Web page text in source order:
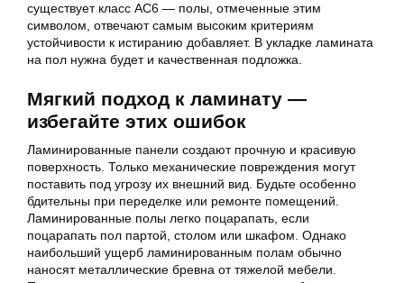
существует класс AC6 — полы, отмеченные этим
символом, отвечают самым высоким критериям
устойчивости к истиранию добавляет. В укладке ламината
на пол нужна будет и качественная подложка.
Мягкий подход к ламинату —
избегайте этих ошибок
Ламинированные панели создают прочную и красивую
поверхность. Только механические повреждения могут
поставить под угрозу их внешний вид. Будьте особенно
бдительны при переделке или ремонте помещений.
Ламинированные полы легко поцарапать, если
поцарапать пол партой, столом или шкафом. Однако
наибольший ущерб ламинированным полам обычно
наносят металлические бревна от тяжелой мебели.